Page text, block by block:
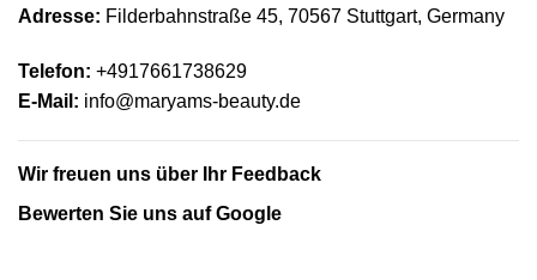
Adresse: Filderbahnstraße 45, 70567 Stuttgart, Germany
Telefon: +4917661738629
E-Mail: info@maryams-beauty.de
Wir freuen uns über Ihr Feedback
Bewerten Sie uns auf Google